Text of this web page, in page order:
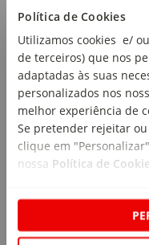
Política de Cookies
Utilizamos cookies e/
de terceiros) que nos
adaptadas às suas
personalizados nos
melhor experiência de
Se pretender rejeitar
clique em
nossa Política de
Pensos Incontinência
Nível 2 Tena
emb. 3 x 20 un
35,97€
0,60€/un